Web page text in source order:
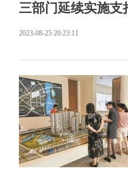
三部门延续实施支
2023-08-25 20:23:11